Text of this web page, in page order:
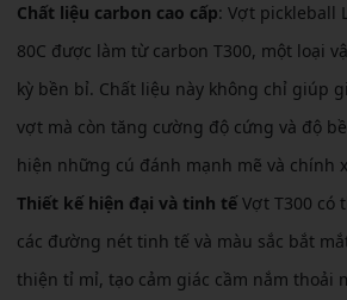
Chất liệu carbon cao cấp: Vợt pickleball
80C được làm từ carbon T300, một loại
kỳ bền bỉ. Chất liệu này không chỉ giúp
vợt mà còn tăng cường độ cứng và độ
hiện những cú đánh mạnh mẽ và chính
Thiết kế hiện đại và tinh tế Vợt T300 có
các đường nét tinh tế và màu sắc bắt
thiện tỉ mỉ, tạo cảm giác cầm nắm thoải